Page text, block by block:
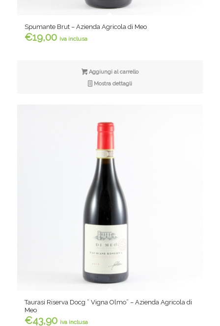
Spumante Brut – Azienda Agricola di Meo
€19,00 iva inclusa
Aggiungi al carrello
Mostra dettagli
Taurasi Riserva Docg ” Vigna Olmo” – Azienda Agricola di
Meo
€43,90 iva inclusa